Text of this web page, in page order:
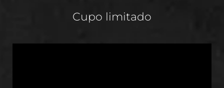
Cupo limitado